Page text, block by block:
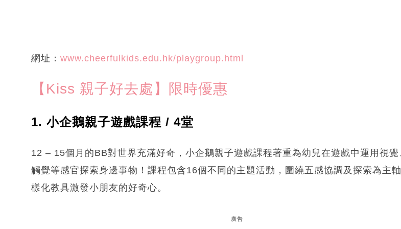
網址： www.cheerfulkids.edu.hk/playgroup.html
【Kiss 親子好去處】限時優惠
1. 小企鵝親子遊戲課程 / 4堂
12 – 15個月的BB對世界充滿好奇，小企鵝親子遊戲課程著重為幼兒在遊戲中運用視覺
觸覺等感官探索身邊事物！課程包含16個不同的主題活動，圍繞五感協調及探索為主
樣化教具激發小朋友的好奇心。
廣告